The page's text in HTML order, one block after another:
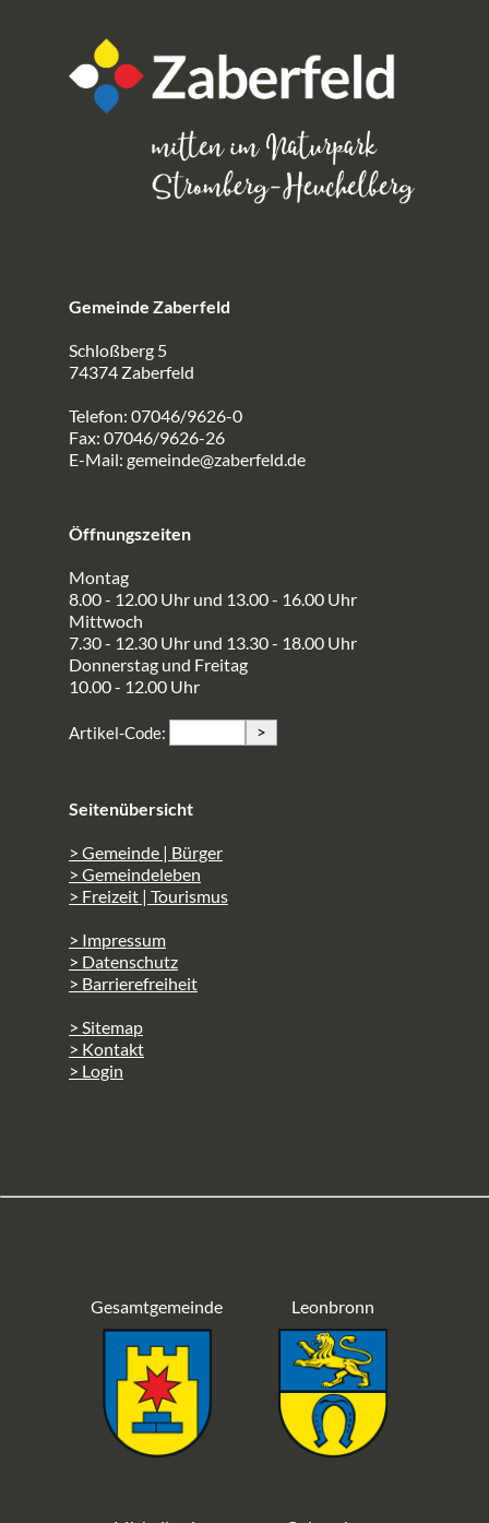
Gemeinde Zaberfeld
Schloßberg 5
74374 Zaberfeld
Telefon: 07046/9626-0
Fax: 07046/9626-26
E-Mail: gemeinde@zaberfeld.de
Öffnungszeiten
Montag
8.00 - 12.00 Uhr und 13.00 - 16.00 Uhr
Mittwoch
7.30 - 12.30 Uhr und 13.30 - 18.00 Uhr
Donnerstag und Freitag
10.00 - 12.00 Uhr
Artikel-Code: >
Seitenübersicht
> Gemeinde | Bürger
> Gemeindeleben
> Freizeit | Tourismus
> Impressum
> Datenschutz
> Barrierefreiheit
> Sitemap
> Kontakt
> Login
Gesamtgemeinde Leonbronn